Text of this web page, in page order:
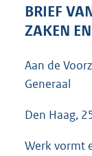
BRIEF
ZAKEN
Aan de
Generaal
Den Haag,
Werk vormt